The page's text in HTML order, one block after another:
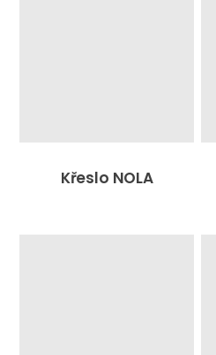
Křeslo NOLA